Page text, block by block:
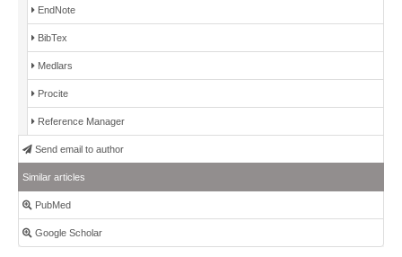
EndNote
BibTex
Medlars
Procite
Reference Manager
Send email to author
Similar articles
PubMed
Google Scholar